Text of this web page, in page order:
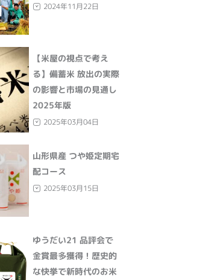
2024年11月22日
【米屋の視点で考え
る】備蓄米 放出の実際
の影響と市場の見通し
2025年版
2025年03月04日
山形県産 つや姫定期宅
配コース
2025年03月15日
ゆうだい21 品評会で
金賞最多獲得！歴史的
な快挙で新時代のお米